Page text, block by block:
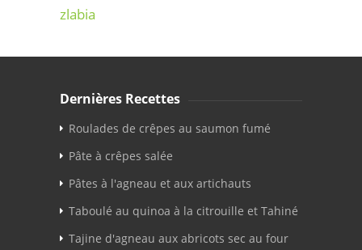
zlabia
Dernières Recettes
Roulades de crêpes au saumon fumé
Pâte à crêpes salée
Pâtes à l'agneau et aux artichauts
Taboulé au quinoa à la citrouille et Tahiné
Tajine d'agneau aux abricots sec au four